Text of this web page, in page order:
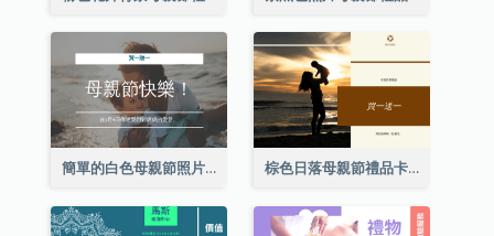
簡單的白色母親節照片禮品卡 棕色日落母親節禮品卡